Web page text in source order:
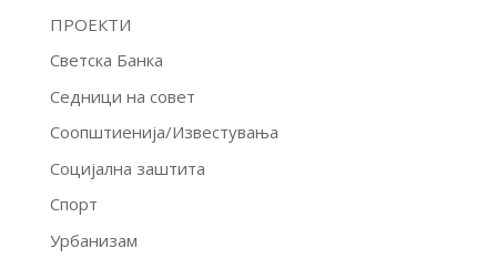
ПРОЕКТИ
Светска Банка
Седници на совет
Соопштиенија/Известувања
Социјална заштита
Спорт
Урбанизам